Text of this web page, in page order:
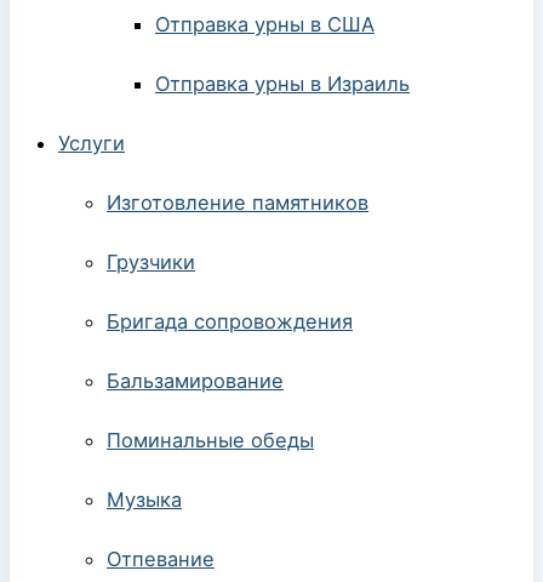
Отправка урны в США
Отправка урны в Израиль
Услуги
Изготовление памятников
Грузчики
Бригада сопровождения
Бальзамирование
Поминальные обеды
Музыка
Отпевание